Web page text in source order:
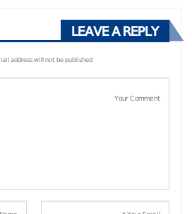
LEAVE A REPLY
address will not be published.